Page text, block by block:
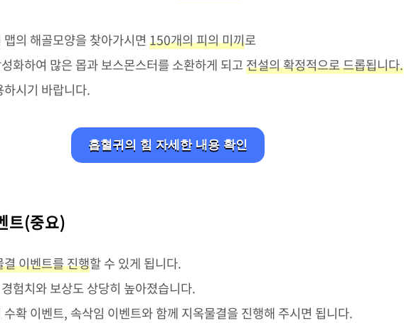
의 해골모양을 찾아가시면 150개의 피의 미끼로
화하여 많은 몹과 보스몬스터를 소환하게 되고전설의 확정적으로 드롭됩니다.
시기 바랍니다.
흡혈귀의 힘 자세한 내용 확인
트(중요)
이벤트를 진행할 수 있게 됩니다.
험치와 보상도 상당히 높아졌습니다.
확 이벤트, 속삭임 이벤트와 함께 지옥물결을 진행해 주시면 됩니다.